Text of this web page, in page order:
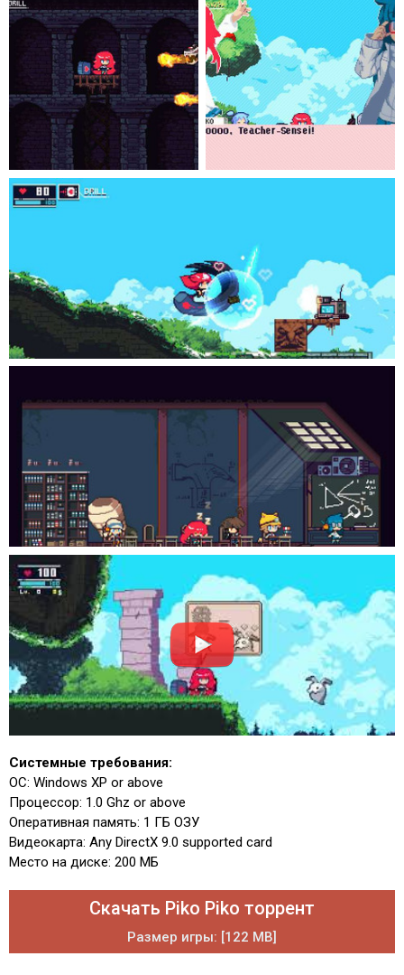
Системные требования:
ОС: Windows XP or above
Процессор: 1.0 Ghz or above
Оперативная память: 1 ГБ ОЗУ
Видеокарта: Any DirectX 9.0 supported card
Место на диске: 200 МБ
Скачать Piko Piko торрент
Размер игры: [122 MB]